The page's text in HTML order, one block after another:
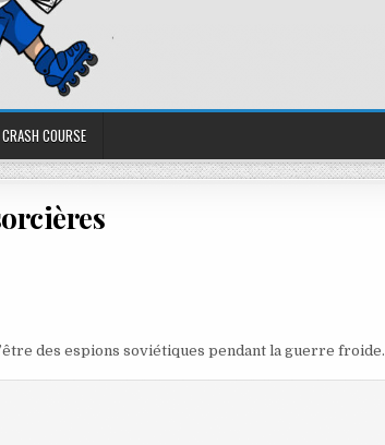
COURSE
des espions soviétiques pendant la guerre froide.